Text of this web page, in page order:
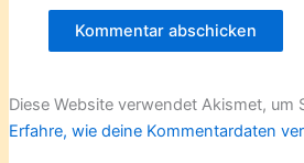
Diese Website verwendet Akismet, um
Erfahre, wie deine Kommentardaten